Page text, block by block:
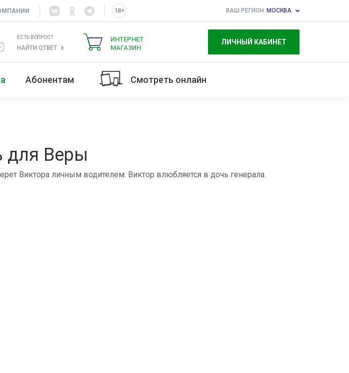
ВАШ РЕГИОН: МОСКВА
ЕСТЬ ВОПРОС?
НАЙТИ ОТВЕТ
ИНТЕРНЕТ
МАГАЗИН
ЛИЧНЫЙ КАБИНЕТ
Абонентам Смотреть онлайн
для Веры
Виктора личным водителем. Виктор влюбляется в дочь генерала.